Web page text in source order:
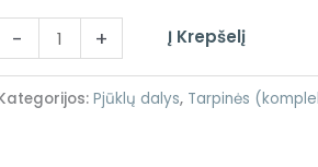
-
359
+ Į Krepšelį
Pjūklų dalys, Tarpinės